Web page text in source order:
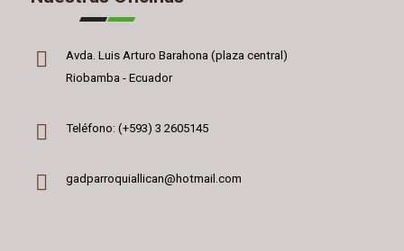
Avda. Luis Arturo Barahona (plaza central)
Riobamba - Ecuador
Teléfono: (+593) 3 2605145
gadparroquiallican@hotmail.com